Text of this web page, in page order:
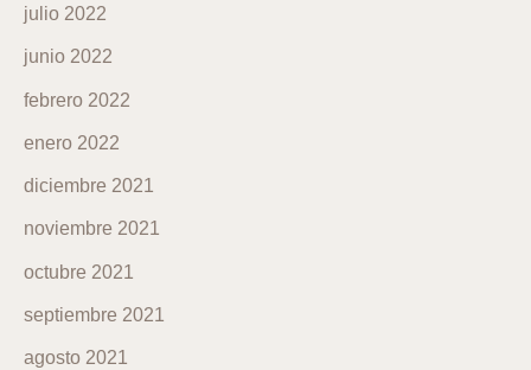
julio 2022
junio 2022
febrero 2022
enero 2022
diciembre 2021
noviembre 2021
octubre 2021
septiembre 2021
agosto 2021